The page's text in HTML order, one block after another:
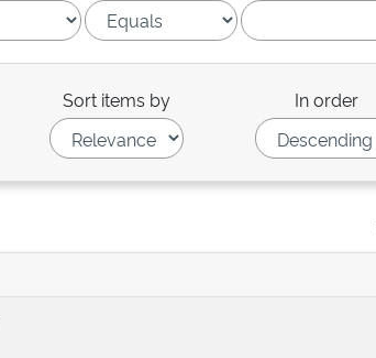
Sort items by In order